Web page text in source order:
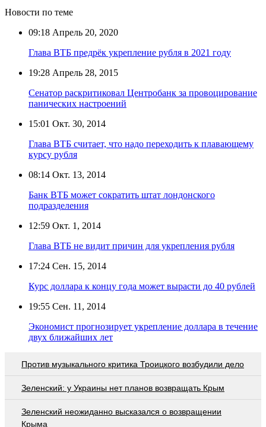
Новости по теме
09:18 Апрель 20, 2020
Глава ВТБ предрёк укрепление рубля в 2021 году
19:28 Апрель 28, 2015
Сенатор раскритиковал Центробанк за провоцирование
панических настроений
15:01 Окт. 30, 2014
Глава ВТБ считает, что надо переходить к плавающему
курсу рубля
08:14 Окт. 13, 2014
Банк ВТБ может сократить штат лондонского
подразделения
12:59 Окт. 1, 2014
Глава ВТБ не видит причин для укрепления рубля
17:24 Сен. 15, 2014
Курс доллара к концу года может вырасти до 40 рублей
19:55 Сен. 11, 2014
Экономист прогнозирует укрепление доллара в течение
двух ближайших лет
Против музыкального критика Троицкого возбудили дело
Зеленский: у Украины нет планов возвращать Крым
Зеленский неожиданно высказался о возвращении
Крыма